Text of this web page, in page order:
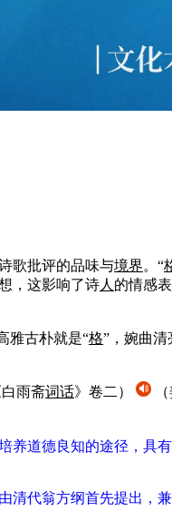
歌批评的品味与境界。“
，这影响了诗人 的情感
雅古朴就是“格”，婉曲清
白雨斋词话》卷二）
道德良知的途径，具
清代翁方纲首先提出